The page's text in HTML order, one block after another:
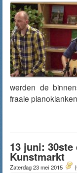
werden de
fraaie
13 juni:
Kunstmarkt
Zaterdag 23 mei 2015